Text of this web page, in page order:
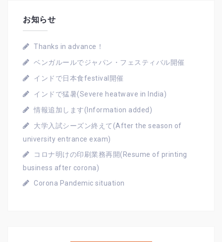
お知らせ
Thanks in advance！
ベンガルールでジャパン・フェスティバル開催
インドで日本食festival開催
インドで猛暑(Severe heatwave in India)
情報追加します(Information added)
大学入試シーズン終えて(After the season of
university entrance exam)
コロナ明けの印刷業務再開(Resume of printing
business after corona)
Corona Pandemic situation